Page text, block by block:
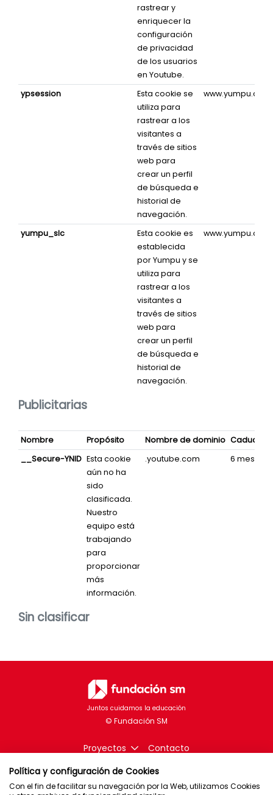
Publicitarias
rastrear y
enriquecer la
configuración
de privacidad
de los usuarios
en Youtube.
ypsession
Esta cookie se
utiliza para
rastrear a los
visitantes a
través de sitios
web para
crear un perfil
de búsqueda e
historial de
navegación.
www.yumpu.com
yumpu_slc
Esta cookie es
establecida
por Yumpu y se
utiliza para
rastrear a los
visitantes a
través de sitios
web para
crear un perfil
de búsqueda e
historial de
navegación.
www.yumpu.com
Sin clasificar
Nombre Propósito Nombre de dominio
__Secure-YNID Esta cookie
aún no ha
sido
clasificada.
Nuestro
equipo está
trabajando
para
proporcionar
más
información.
.youtube.com 6 meses
Juntos cuidamos la educación
Proyectos Contacto
Política y configuración de Cookies
Con el fin de facilitar su navegación por la Web, utilizamos Cookies